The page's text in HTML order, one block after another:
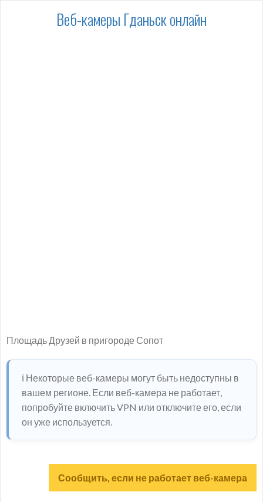
Веб-камеры Гданьск онлайн
Площадь Друзей в пригороде Сопот
ℹ️ Некоторые веб-камеры могут быть недоступны в
вашем регионе. Если веб-камера не работает,
попробуйте включить VPN или отключите его, если
он уже используется.
Сообщить, если не работает веб-камера